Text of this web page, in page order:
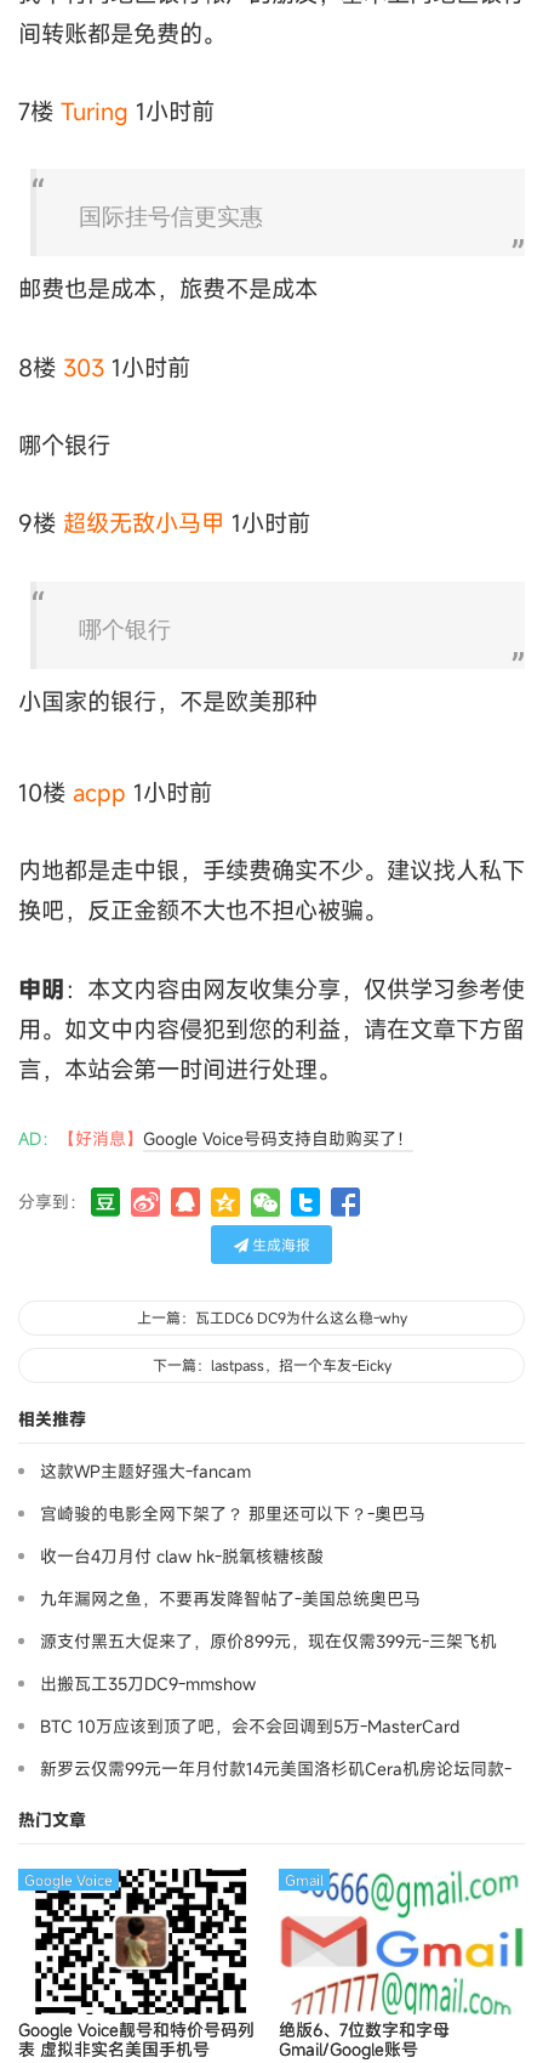
间转账都是免费的。
7楼 Turing 1小时前
国际挂号信更实惠
邮费也是成本，旅费不是成本
8楼 303 1小时前
哪个银行
9楼 超级无敌小马甲 1小时前
哪个银行
小国家的银行，不是欧美那种
10楼 acpp 1小时前
内地都是走中银，手续费确实不少。建议找人私下
换吧，反正金额不大也不担心被骗。
申明：本文内容由网友收集分享，仅供学习参考使
用。如文中内容侵犯到您的利益，请在文章下方留
言，本站会第一时间进行处理。
AD： 【好消息】 Google Voice号码支持自助购买了！
分享到：
生成海报
上一篇：瓦工DC6 DC9为什么这么稳-why
下一篇：lastpass，招一个车友-Eicky
相关推荐
这款WP主题好强大-fancam
宫崎骏的电影全网下架了？ 那里还可以下？-奧巴马
收一台4刀月付 claw hk-脱氧核糖核酸
九年漏网之鱼，不要再发降智帖了-美国总统奥巴马
源支付黑五大促来了，原价899元，现在仅需399元-三架飞机
出搬瓦工35刀DC9-mmshow
BTC 10万应该到顶了吧，会不会回调到5万-MasterCard
新罗云仅需99元一年月付款14元美国洛杉矶Cera机房论坛同款-
热门文章
Google Voice靓号和特价号码列
表 虚拟非实名美国手机号
Google Voice
绝版6、7位数字和字母
Gmail/Google账号
Gmail